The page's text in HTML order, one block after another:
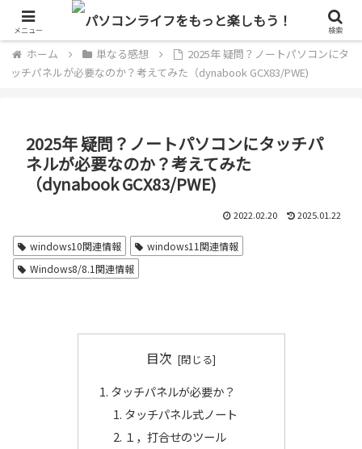
単なるパソコン好きのブログ
ホーム 単なる感想
2025年 疑問？ノートパソコンにタ
ッチパネルが必要なのか？考えてみた（dynabook GCX83/PWE)
2025年 疑問？ノートパソコンにタッチパ
ネルが必要なのか？考えてみた
（dynabook GCX83/PWE)
2022.02.20 2025.01.22
windows10関連情報
windows11関連情報
Windows8/8.1関連情報
目次
タッチパネルが必要か？
タッチパネル式ノート
１，打合せのツール
メニュー 検索